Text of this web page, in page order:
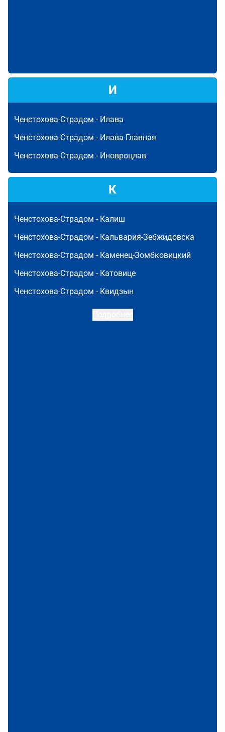
И
Ченстохова-Страдом - Илава
Ченстохова-Страдом - Илава Главная
Ченстохова-Страдом - Иновроцлав
К
Ченстохова-Страдом - Калиш
Ченстохова-Страдом - Кальвария-Зебжидовска
Ченстохова-Страдом - Каменец-Зомбковицкий
Ченстохова-Страдом - Катовице
Ченстохова-Страдом - Квидзын